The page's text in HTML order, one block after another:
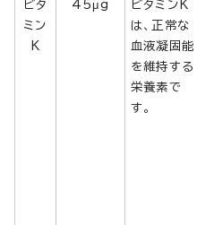
ビタ
ミン
K
45μg
ビタミンK
は、正常な
血液凝固能
を維持する
栄養素で
す。